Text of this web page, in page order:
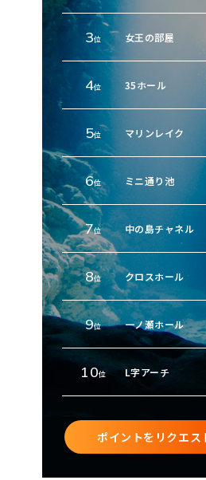
3位 女王の部屋
4位 35ホール
5位 マリンレイク
6位 ミニ通り池
7位 中の島チャネル
8位 クロスホール
9位 一ノ瀬ホール
10位 L字アーチ
ポイントをリクエス